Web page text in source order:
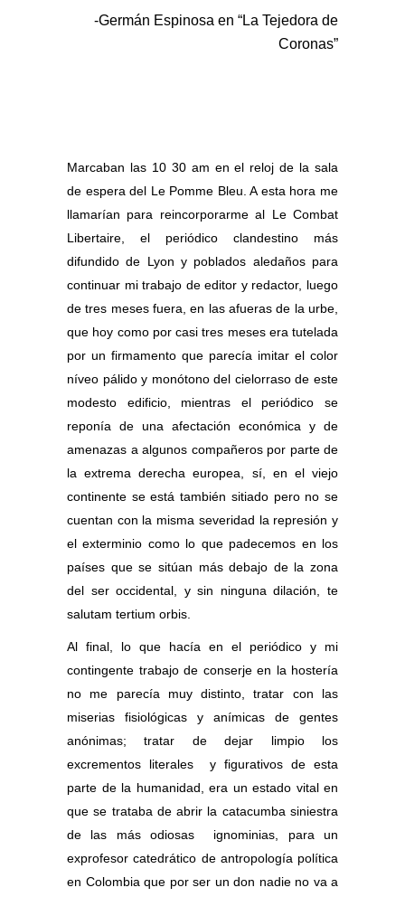
-Germán Espinosa en “La Tejedora de
Coronas”
Marcaban las 10 30 am en el reloj de la sala
de espera del Le Pomme Bleu. A esta hora me
llamarían para reincorporarme al Le Combat
Libertaire, el periódico clandestino más
difundido de Lyon y poblados aledaños para
continuar mi trabajo de editor y redactor, luego
de tres meses fuera, en las afueras de la urbe,
que hoy como por casi tres meses era tutelada
por un firmamento que parecía imitar el color
níveo pálido y monótono del cielorraso de este
modesto edificio, mientras el periódico se
reponía de una afectación económica y de
amenazas a algunos compañeros por parte de
la extrema derecha europea, sí, en el viejo
continente se está también sitiado pero no se
cuentan con la misma severidad la represión y
el exterminio como lo que padecemos en los
países que se sitúan más debajo de la zona
del ser occidental, y sin ninguna dilación, te
salutam tertium orbis.
Al final, lo que hacía en el periódico y mi
contingente trabajo de conserje en la hostería
no me parecía muy distinto, tratar con las
miserias fisiológicas y anímicas de gentes
anónimas; tratar de dejar limpio los
excrementos literales y figurativos de esta
parte de la humanidad, era un estado vital en
que se trataba de abrir la catacumba siniestra
de las más odiosas ignominias, para un
exprofesor catedrático de antropología política
en Colombia que por ser un don nadie no va a